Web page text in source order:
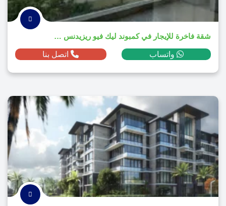
شقة فاخرة للإيجار في كمبوند ليك فيو ريزيدنس 2025
واتساب اتصل بنا